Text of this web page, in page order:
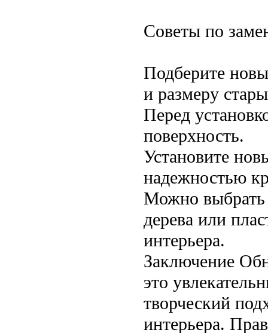
Советы по
Подберите
и размеру
Перед
поверхность.
Установите
надежностью
Можно выбрать
дерева или
интерьера.
Заключение
это
творческий
интерьера.